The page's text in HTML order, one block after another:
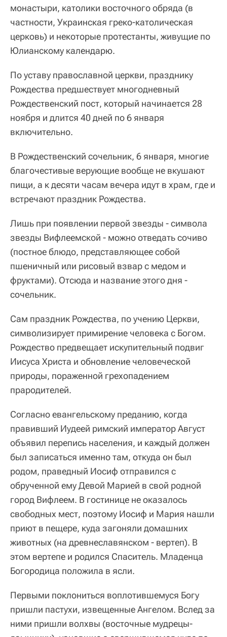
монастыри, католики восточного обряда (в
частности, Украинская греко-католическая
церковь) и некоторые протестанты, живущие по
Юлианскому календарю.
По уставу православной церкви, празднику
Рождества предшествует многодневный
Рождественский пост, который начинается 28
ноября и длится 40 дней по 6 января
включительно.
В Рождественский сочельник, 6 января, многие
благочестивые верующие вообще не вкушают
пищи, а к десяти часам вечера идут в храм, где и
встречают праздник Рождества.
Лишь при появлении первой звезды - символа
звезды Вифлеемской - можно отведать сочиво
(постное блюдо, представляющее собой
пшеничный или рисовый взвар с медом и
фруктами). Отсюда и название этого дня -
сочельник.
Сам праздник Рождества, по учению Церкви,
символизирует примирение человека с Богом.
Рождество предвещает искупительный подвиг
Иисуса Христа и обновление человеческой
природы, пораженной грехопадением
прародителей.
Согласно евангельскому преданию, когда
правивший Иудеей римский император Август
объявил перепись населения, и каждый должен
был записаться именно там, откуда он был
родом, праведный Иосиф отправился с
обрученной ему Девой Марией в свой родной
город Вифлеем. В гостинице не оказалось
свободных мест, поэтому Иосиф и Мария нашли
приют в пещере, куда загоняли домашних
животных (на древнеславянском - вертеп). В
этом вертепе и родился Спаситель. Младенца
Богородица положила в ясли.
Первыми поклониться воплотившемуся Богу
пришли пастухи, извещенные Ангелом. Вслед за
ними пришли волхвы (восточные мудрецы-